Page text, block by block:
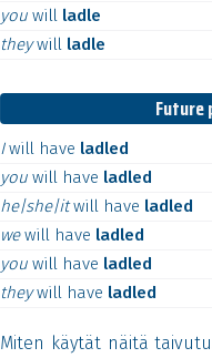
you will ladle
theywill ladle
Iwill have ladled
you will have ladled
he|she|itwill have ladled
wewill have ladled
you will have ladled
theywill have ladled
Miten käytät näitä